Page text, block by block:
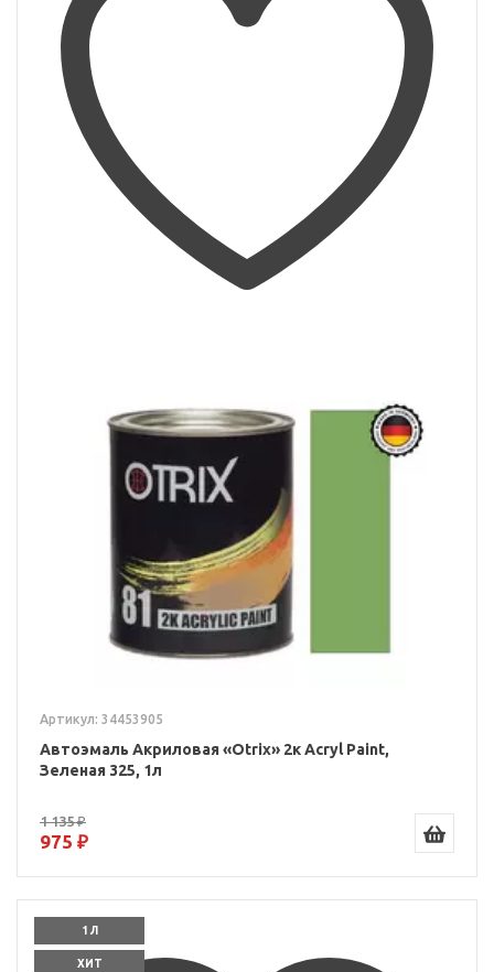
Артикул: 34453905
Автоэмаль Акриловая «Otrix» 2к Acryl Paint,
Зеленая 325, 1л
1 135 ₽
975 ₽
1 Л
ХИТ